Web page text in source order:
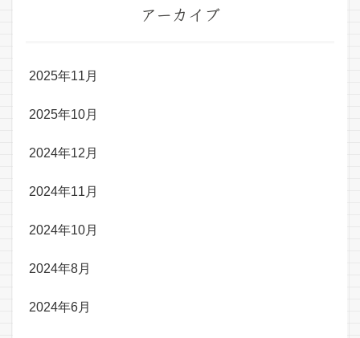
アーカイブ
2025年11月
2025年10月
2024年12月
2024年11月
2024年10月
2024年8月
2024年6月